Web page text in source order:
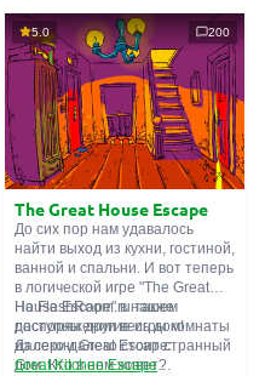
смекалки попробуйте решить
все, приготовленные авторами
для вас, головоломки и найти
выход на свободу.
Внимательно осмотрите
помещение, возможно вы
сможете найти какие-нибудь
подсказки. Желаем удачи!
5.0 200
The Great House Escape
До сих пор нам удавалось
найти выход из кухни, гостиной,
ванной и спальни. И вот теперь
в логической игре "The Great
House Escape" в нашем
распоряжении весь дом!
Далеко-далеко стоит странный
дом. Кто в нем живет?
На FlashRoom.ru также
доступны другие игры комнаты
из серии Great Escape:
Great Kitchen Escape